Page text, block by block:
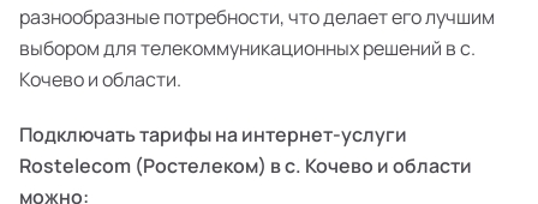
разнообразные потребности, что делает его лучшим
выбором для телекоммуникационных решений в с.
Кочево и области.
Подключать тарифы на интернет-услуги
Rostelecom (Ростелеком) в с. Кочево и области
можно: